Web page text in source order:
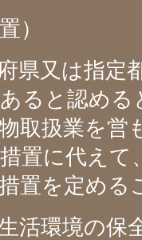
）
県又は指定
ると認め
取扱業を営
置に代えて
置を定める
活環境の保